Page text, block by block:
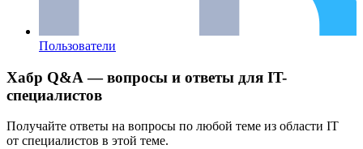
Пользователи
Хабр Q&A — вопросы и ответы для IT-
специалистов
Получайте ответы на вопросы по любой теме из области IT
от специалистов в этой теме.